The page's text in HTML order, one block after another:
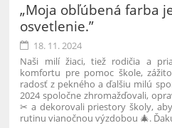
„Moja obľúbená farba
osvetlenie.”
18. 11. 2024
Naši milí žiaci, tiež rodičia a
komfortu pre pomoc škole,
radosť z pekného a ďalšiu milú
2024 spoločne zhromažďovali,
✂ a dekorovali priestory školy,
rutinu vianočnou výzdobou 🎄.